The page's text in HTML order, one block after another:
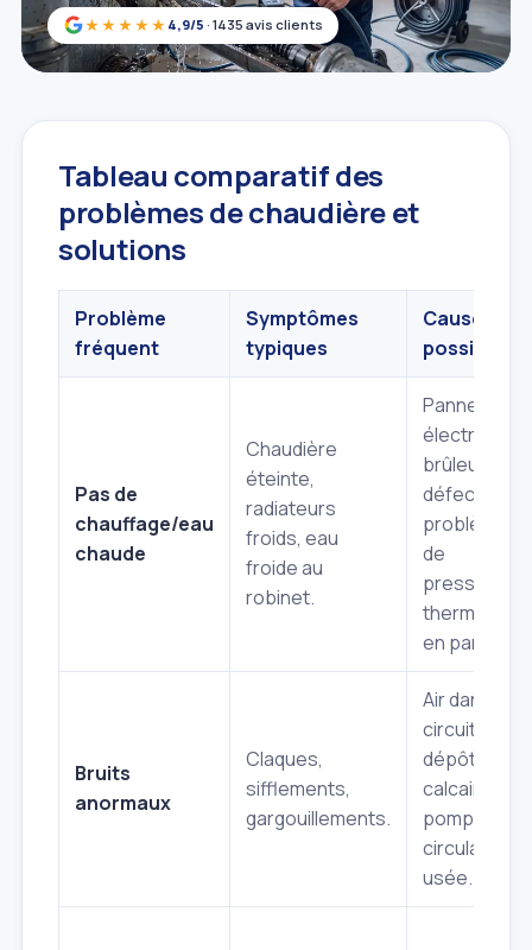
★★★★★ 4,9/5 · 1435 avis clients
Tableau comparatif des
problèmes de chaudière et
solutions
Problème
fréquent
Symptômes
typiques
Causes
possibles
Pas de
chauffage/eau
chaude
Chaudière
éteinte,
radiateurs
froids, eau
froide au
robinet.
Panne
électrique,
brûleur
défectueux,
problème
de
pression,
thermostat
en panne.
Bruits
anormaux
Claques,
sifflements,
gargouillements.
Air dans le
circuit,
dépôts de
calcaire,
pompe de
circulation
usée.